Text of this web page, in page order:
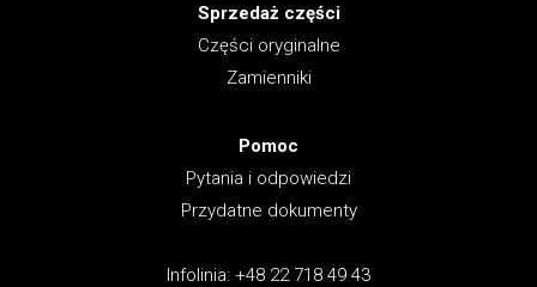
Sprzedaż części
Części oryginalne
Zamienniki
Pomoc
Pytania i odpowiedzi
Przydatne dokumenty
Infolinia: +48 22 718 49 43